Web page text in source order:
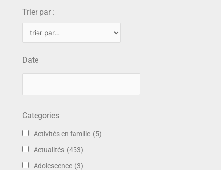
Trier par :
Date
Categories
Activités en famille (5)
Actualités (453)
Adolescence (3)